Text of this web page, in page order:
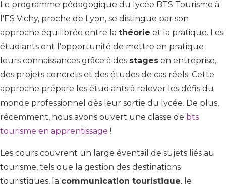
Le programme pédagogique du lycée BTS Tourisme à
l'ES Vichy, proche de Lyon, se distingue par son
approche équilibrée entre la théorie et la pratique. Les
étudiants ont l'opportunité de mettre en pratique
leurs connaissances grâce à des stages en entreprise,
des projets concrets et des études de cas réels. Cette
approche prépare les étudiants à relever les défis du
monde professionnel dès leur sortie du lycée. De plus,
récemment, nous avons ouvert une classe de bts
tourisme en apprentissage !
Les cours couvrent un large éventail de sujets liés au
tourisme, tels que la gestion des destinations
touristiques, la communication touristique, le